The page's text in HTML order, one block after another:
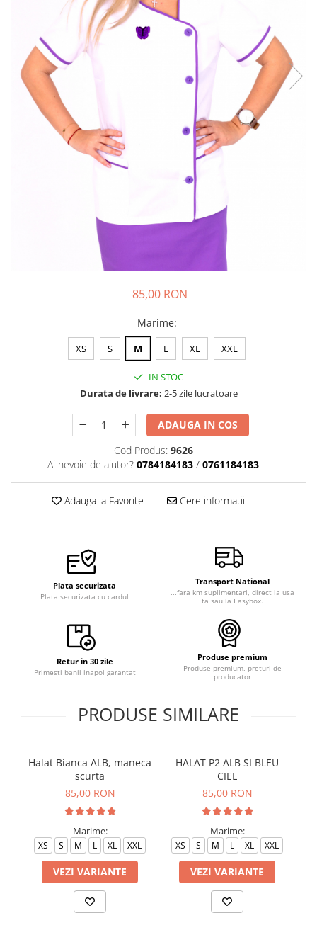
85,00 RON
Marime:
XS S M L XL XXL
IN STOC
Durata de livrare: 2-5 zile lucratoare
ADAUGA IN COS
Cod Produs: 9626
Ai nevoie de ajutor? 0784184183 / 0761184183
Adauga la Favorite Cere informatii
Plata securizata
Plata securizata cu cardul
Transport National
...fara km suplimentari, direct la usa
ta sau la Easybox.
Retur in 30 zile
Primesti banii inapoi garantat
Produse premium
Produse premium, preturi de
producator
PRODUSE SIMILARE
Halat Bianca ALB, maneca
scurta
85,00 RON
Marime:
XS S M L XL XXL
VEZI VARIANTE
HALAT P2 ALB SI BLEU
CIEL
85,00 RON
Marime:
XS S M L XL XXL
VEZI VARIANTE